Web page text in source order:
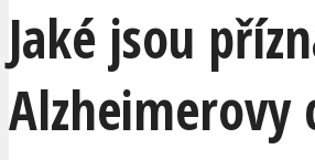
Jaké jsou
Alzheimerovy